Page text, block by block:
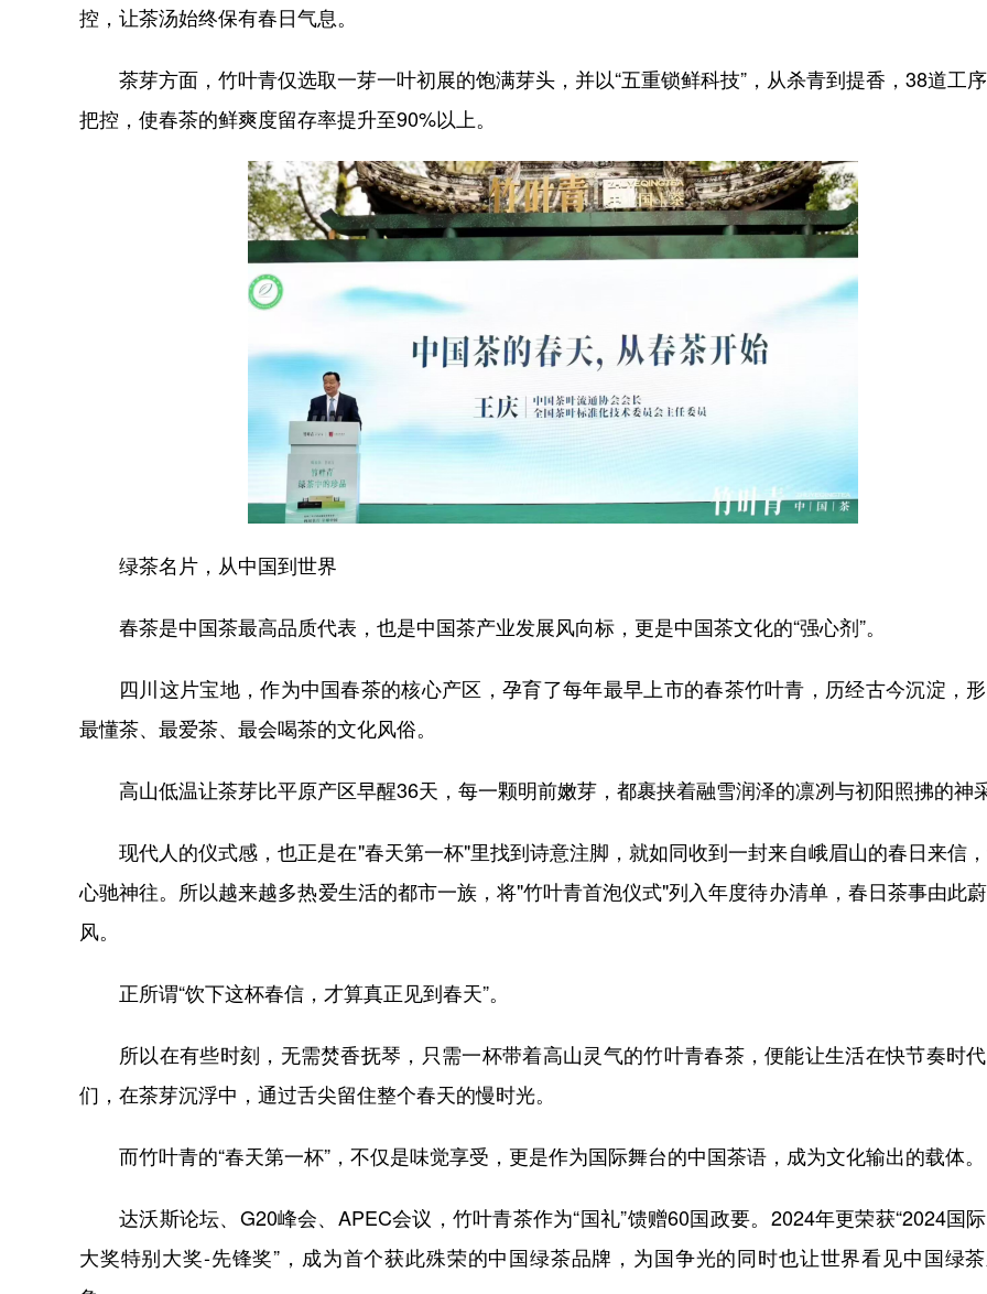
控，让茶汤始终保有春日气息。
茶芽方面，竹叶青仅选取一芽一叶初展的饱满芽头，并以“五重锁鲜科技”，从杀青到提香，38道工
把控，使春茶的鲜爽度留存率提升至90%以上。
绿茶名片，从中国到世界
春茶是中国茶最高品质代表，也是中国茶产业发展风向标，更是中国茶文化的“强心剂”。
四川这片宝地，作为中国春茶的核心产区，孕育了每年最早上市的春茶竹叶青，历经古今沉淀，
最懂茶、最爱茶、最会喝茶的文化风俗。
高山低温让茶芽比平原产区早醒36天，每一颗明前嫩芽，都裹挟着融雪润泽的凛冽与初阳照拂的神
现代人的仪式感，也正是在"春天第一杯"里找到诗意注脚，就如同收到一封来自峨眉山的春日来信，
心驰神往。所以越来越多热爱生活的都市一族，将"竹叶青首泡仪式"列入年度待办清单，春日茶事由此
风。
正所谓“饮下这杯春信，才算真正见到春天”。
所以在有些时刻，无需焚香抚琴，只需一杯带着高山灵气的竹叶青春茶，便能让生活在快节奏时代
们，在茶芽沉浮中，通过舌尖留住整个春天的慢时光。
而竹叶青的“春天第一杯”，不仅是味觉享受，更是作为国际舞台的中国茶语，成为文化输出的载体。
达沃斯论坛、G20峰会、APEC会议，竹叶青茶作为“国礼”馈赠60国政要。2024年更荣获“2024国
大奖特别大奖-先锋奖”，成为首个获此殊荣的中国绿茶品牌，为国争光的同时也让世界看见中国绿